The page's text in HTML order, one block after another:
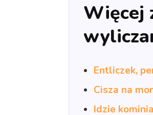
Więcej
Entliczek,
Cisza na
Idzie